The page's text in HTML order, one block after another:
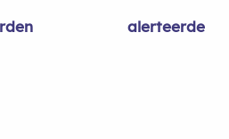
alerteerde